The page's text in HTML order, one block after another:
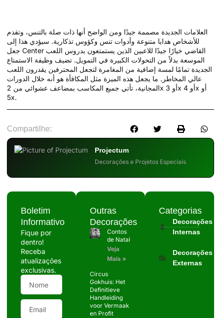
العلامات الجديدة مصممة جيدًا ومن الواضح أنها ذات صلة بالتنس، وتقدم
للأشخاص هدايا متنوعة وأدوات تنس وكؤوس تذكارية. سيؤدي هذا إلى
جعل Center القاضي خيارًا جيدًا للاعبين الذين يستمتعون بدروس اللعب
الموسعة بدلاً من التحولات الكبيرة في التمويل. تضيف وظيفة الاستمتاع
الجديدة تمامًا لمسة إضافية من المغامرة لتجعل المحترفين يقدرون اللعب
عالي المخاطر. ما يجعل هذه الميزة مثل المكافأة هو أنه خلال الدورات
المجانية، تأتي جميع المكاسب بمضاعف عشوائي من 2x أو 3x أو 4x أو
5x.
Compartilhe:
Projectum
Decorações e Projetos Especiais
Boletim
Informativo
Fique por
dentro!
Receba
atualizações
exclusivas.
Outras
Decorações
Contos
de Natal
Veja
Mais »
Circus
Gokhuis: Het
Definitieve
Handleiding
voor Vermaak
en Profit
Categorias
Decorações
Internas
Decorações
Externas